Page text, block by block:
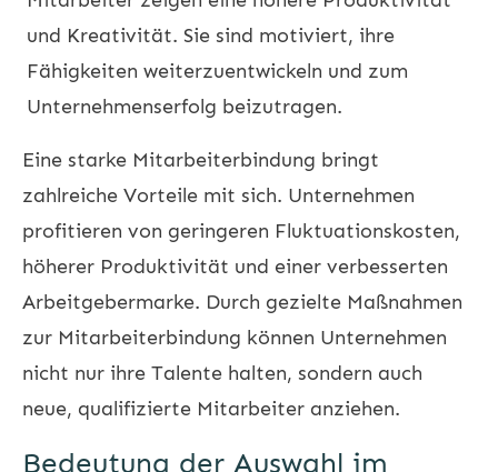
und Kreativität. Sie sind motiviert, ihre
Fähigkeiten weiterzuentwickeln und zum
Unternehmenserfolg beizutragen.
Eine starke Mitarbeiterbindung bringt
zahlreiche Vorteile mit sich. Unternehmen
profitieren von geringeren Fluktuationskosten,
höherer Produktivität und einer verbesserten
Arbeitgebermarke. Durch gezielte Maßnahmen
zur Mitarbeiterbindung können Unternehmen
nicht nur ihre Talente halten, sondern auch
neue, qualifizierte Mitarbeiter anziehen.
Bedeutung der Auswahl im